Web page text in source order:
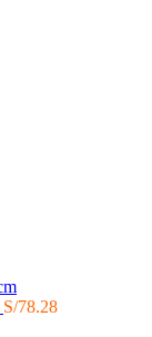
S/78.28